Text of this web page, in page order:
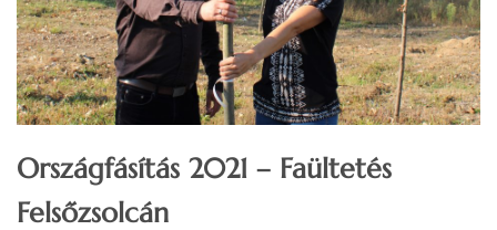
Országfásítás 2021 – Faültetés
Felsőzsolcán